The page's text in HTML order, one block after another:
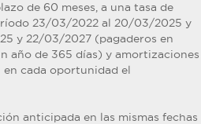
de 60 meses, a una tasa de
23/03/2022 al 20/03/2025 y
y 22/03/2027 (pagaderos en
año de 365 días) y amortizaciones
en cada oportunidad el
anticipada en las mismas fechas